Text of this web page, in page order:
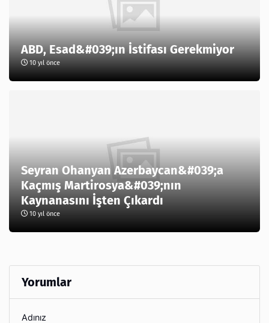
ABD, Esad&#039;ın İstifası Gerekmiyor
10 yıl önce
Seyran Ohanyan Azerbaycan&#039;a
Kaçmış Martirosya&#039;nın
Kaynanasını İşten Çıkardı
10 yıl önce
Yorumlar
Adınız